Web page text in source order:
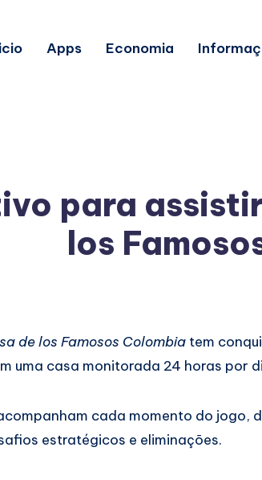
Apps Economia
para
los
de los Famosos Colombia tem
uma casa monitorada 24 horas por
cada momento do jogo,
estratégicos e eliminações.